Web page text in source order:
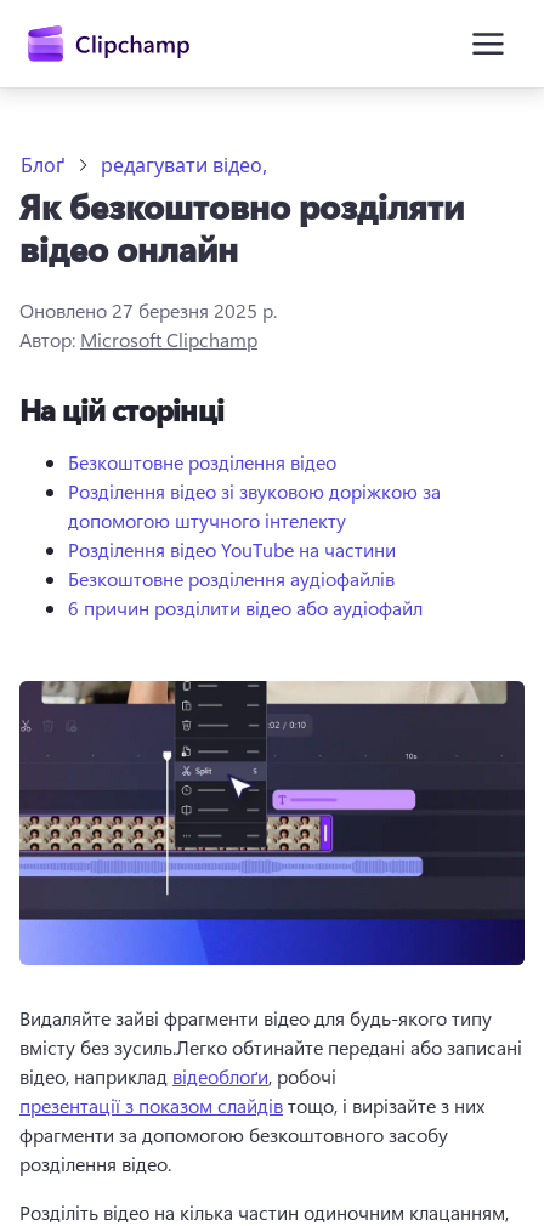
вмісту
Спробувати безкоштовно
Блоґ редагувати відео,
Як безкоштовно розділяти
відео онлайн
Оновлено 27 березня 2025 р.
Автор: Microsoft Clipchamp
На цій сторінці
Безкоштовне розділення відео
Розділення відео зі звуковою доріжкою за
допомогою штучного інтелекту
Розділення відео YouTube на частини
Безкоштовне розділення аудіофайлів
6 причин розділити відео або аудіофайл
Видаляйте зайві фрагменти відео для будь-якого типу
вмісту без зусиль.Легко обтинайте передані або записані
відео, наприклад відеоблоґи, робочі
презентації з показом слайдів тощо, і вирізайте з них
фрагменти за допомогою безкоштовного засобу
розділення відео.
Розділіть відео на кілька частин одиночним клацанням,